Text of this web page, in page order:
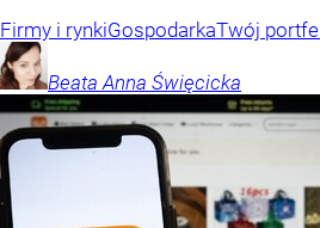
Firmy i rynkiGospodarkaTwój portfel
Beata Anna Święcicka